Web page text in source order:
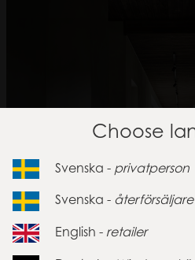
Choose
Svenska - privatperson
Svenska - återförsäljare
English - retailer